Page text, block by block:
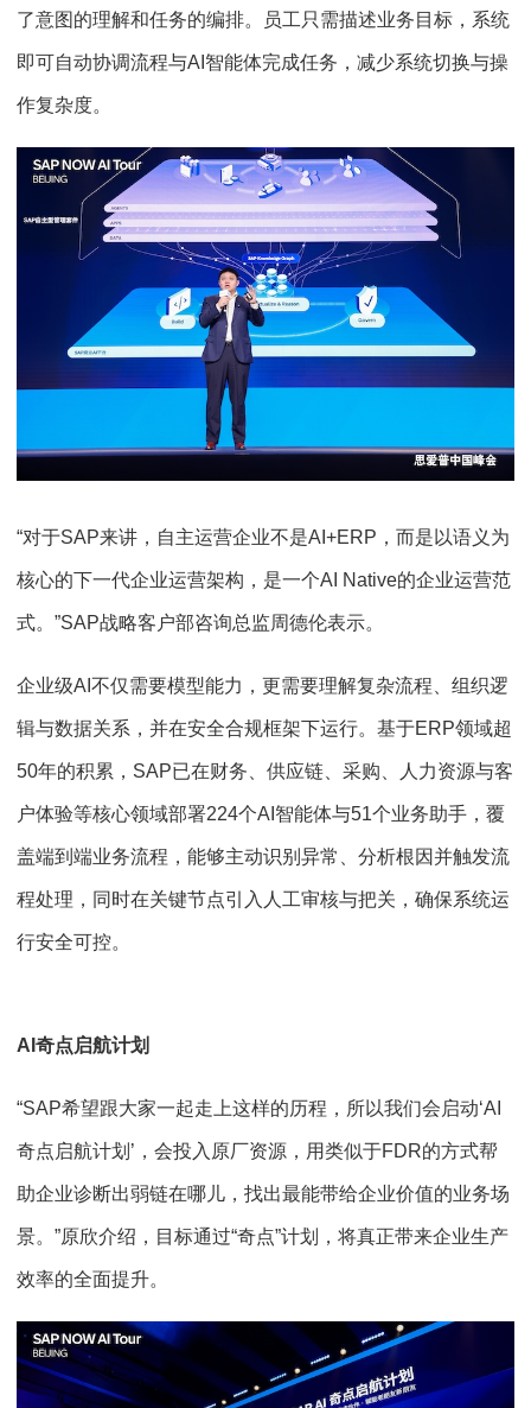
了意图的理解和任务的编排。员工只需描述业务目标，系统
即可自动协调流程与AI智能体完成任务，减少系统切换与操
作复杂度。
“对于SAP来讲，自主运营企业不是AI+ERP，而是以语义为
核心的下一代企业运营架构，是一个AI Native的企业运营范
式。”SAP战略客户部咨询总监周德伦表示。
企业级AI不仅需要模型能力，更需要理解复杂流程、组织逻
辑与数据关系，并在安全合规框架下运行。基于ERP领域超
50年的积累，SAP已在财务、供应链、采购、人力资源与客
户体验等核心领域部署224个AI智能体与51个业务助手，覆
盖端到端业务流程，能够主动识别异常、分析根因并触发流
程处理，同时在关键节点引入人工审核与把关，确保系统运
行安全可控。
AI奇点启航计划
“SAP希望跟大家一起走上这样的历程，所以我们会启动‘AI
奇点启航计划’，会投入原厂资源，用类似于FDR的方式帮
助企业诊断出弱链在哪儿，找出最能带给企业价值的业务场
景。”原欣介绍，目标通过“奇点”计划，将真正带来企业生产
效率的全面提升。